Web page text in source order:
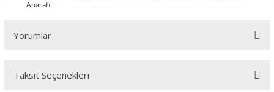
Aparatı.
Yorumlar
Taksit Seçenekleri